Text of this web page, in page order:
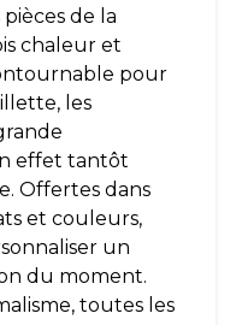
de la
chaleur et
pour
les
effet tantôt
Offertes dans
et couleurs,
un
du moment.
toutes les